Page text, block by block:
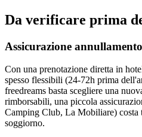
Da verificare prima
Assicurazione annullamento
Con una prenotazione diretta in
spesso flessibili (24-72h prima
freedreams basta scegliere una
rimborsabili, una piccola
Camping Club, La Mobiliare) costa
soggiorno.